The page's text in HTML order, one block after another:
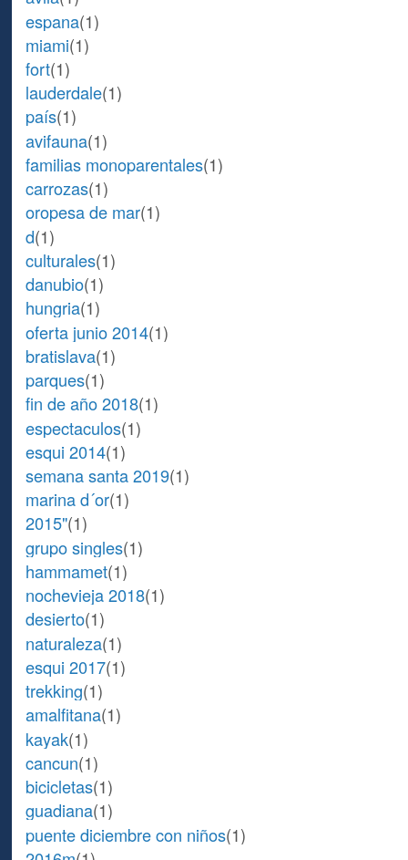
espana(1)
miami(1)
fort(1)
lauderdale(1)
país(1)
avifauna(1)
familias monoparentales(1)
carrozas(1)
oropesa de mar(1)
d(1)
culturales(1)
danubio(1)
hungria(1)
oferta junio 2014(1)
bratislava(1)
parques(1)
fin de año 2018(1)
espectaculos(1)
esqui 2014(1)
semana santa 2019(1)
marina d´or(1)
2015"(1)
grupo singles(1)
hammamet(1)
nochevieja 2018(1)
desierto(1)
naturaleza(1)
esqui 2017(1)
trekking(1)
amalfitana(1)
kayak(1)
cancun(1)
bicicletas(1)
guadiana(1)
puente diciembre con niños(1)